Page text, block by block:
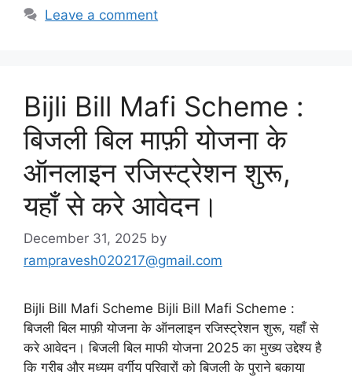
Leave a comment
Bijli Bill Mafi Scheme :
बिजली बिल माफ़ी योजना के
ऑनलाइन रजिस्ट्रेशन शुरू,
यहाँ से करे आवेदन।
December 31, 2025 by
rampravesh020217@gmail.com
Bijli Bill Mafi Scheme Bijli Bill Mafi Scheme :
बिजली बिल माफ़ी योजना के ऑनलाइन रजिस्ट्रेशन शुरू, यहाँ से
करे आवेदन। बिजली बिल माफी योजना 2025 का मुख्य उद्देश्य है
कि गरीब और मध्यम वर्गीय परिवारों को बिजली के पुराने बकाया